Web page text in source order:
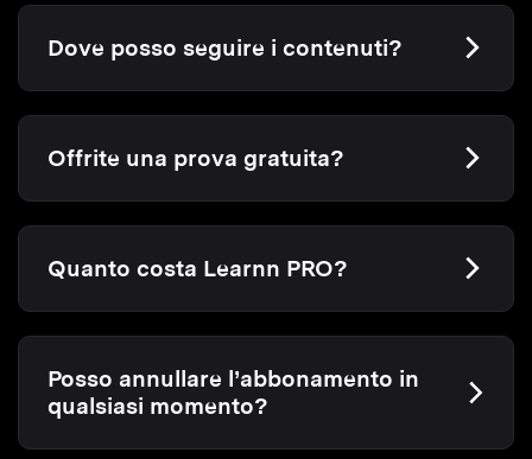
Dove posso seguire i contenuti?
Offrite una prova gratuita?
Quanto costa Learnn PRO?
Posso annullare l’abbonamento in
qualsiasi momento?